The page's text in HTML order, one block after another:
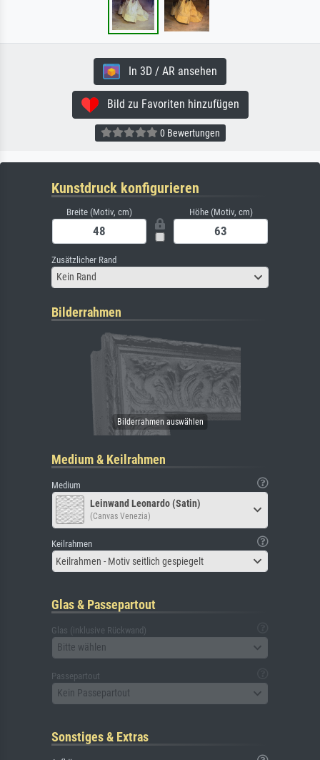
In 3D / AR ansehen
Bild zu Favoriten hinzufügen
0 Bewertungen
Kunstdruck konfigurieren
Breite (Motiv, cm) Höhe (Motiv, cm)
Zusätzlicher Rand
Kein Rand
Bilderrahmen
Medium & Keilrahmen
Medium
Leinwand Leonardo (Satin)
(Canvas Venezia)
Keilrahmen
Keilrahmen - Motiv seitlich gespiegelt
Glas & Passepartout
Glas (inklusive Rückwand)
Bitte wählen
Passepartout
Kein Passepartout
Sonstiges & Extras